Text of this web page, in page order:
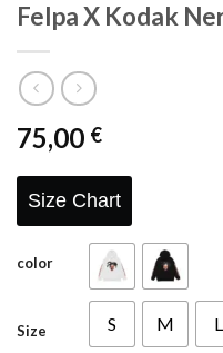
Felpa X Kodak
75,00 €
Size Chart
color
Size S M L